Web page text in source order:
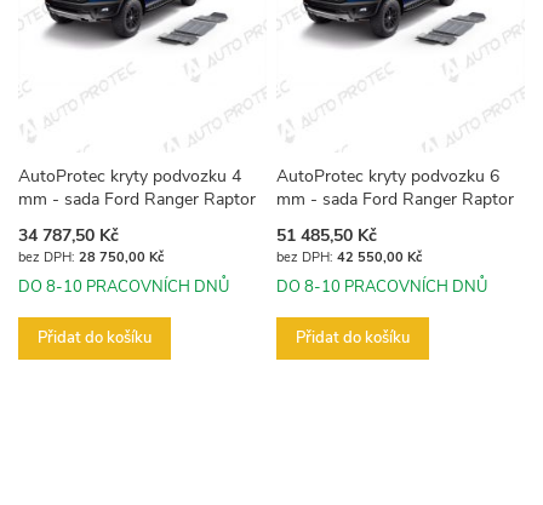
AutoProtec kryty podvozku 4
mm - sada Ford Ranger Raptor
34 787,50 Kč
28 750,00 Kč
DO 8-10 PRACOVNÍCH DNŮ
Přidat do košíku
AutoProtec kryty podvozku 6
mm - sada Ford Ranger Raptor
51 485,50 Kč
42 550,00 Kč
DO 8-10 PRACOVNÍCH DNŮ
Přidat do košíku